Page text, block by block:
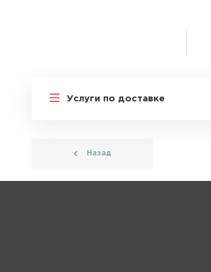
Услуги по доставке
Назад